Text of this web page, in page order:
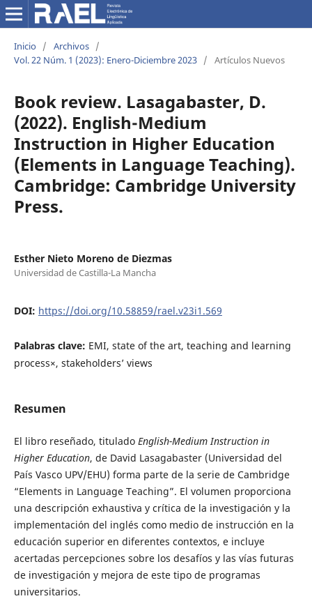
Inicio / Archivos /
Vol. 22 Núm. 1 (2023): Enero-Diciembre 2023 / Artículos Nuevos
Book review. Lasagabaster, D.
(2022). English-Medium
Instruction in Higher Education
(Elements in Language Teaching).
Cambridge: Cambridge University
Press.
Esther Nieto Moreno de Diezmas
Universidad de Castilla-La Mancha
DOI: https://doi.org/10.58859/rael.v23i1.569
Palabras clave: EMI, state of the art, teaching and learning
process×, stakeholders’ views
Resumen
El libro reseñado, titulado English-Medium Instruction in
Higher Education, de David Lasagabaster (Universidad del
País Vasco UPV/EHU) forma parte de la serie de Cambridge
“Elements in Language Teaching”. El volumen proporciona
una descripción exhaustiva y crítica de la investigación y la
implementación del inglés como medio de instrucción en la
educación superior en diferentes contextos, e incluye
acertadas percepciones sobre los desafíos y las vías futuras
de investigación y mejora de este tipo de programas
universitarios.